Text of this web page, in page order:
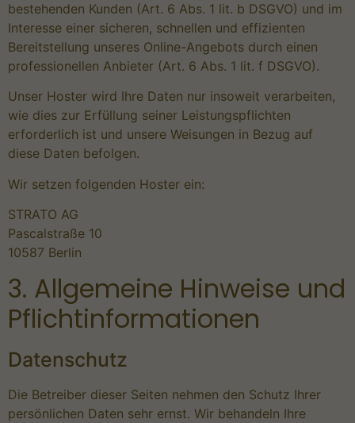
bestehenden Kunden (Art. 6 Abs. 1 lit. b DSGVO) und im
Interesse einer sicheren, schnellen und effizienten
Bereitstellung unseres Online-Angebots durch einen
professionellen Anbieter (Art. 6 Abs. 1 lit. f DSGVO).
Unser Hoster wird Ihre Daten nur insoweit verarbeiten,
wie dies zur Erfüllung seiner Leistungspflichten
erforderlich ist und unsere Weisungen in Bezug auf
diese Daten befolgen.
Wir setzen folgenden Hoster ein:
STRATO AG
Pascalstraße 10
10587 Berlin
3. Allgemeine Hinweise und
Pflicht­informationen
Datenschutz
Die Betreiber dieser Seiten nehmen den Schutz Ihrer
persönlichen Daten sehr ernst. Wir behandeln Ihre